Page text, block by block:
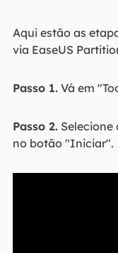
Aqui estão as
via EaseUS
Passo 1.Vá em
Passo 2.Selecione
no botão "Iniciar".